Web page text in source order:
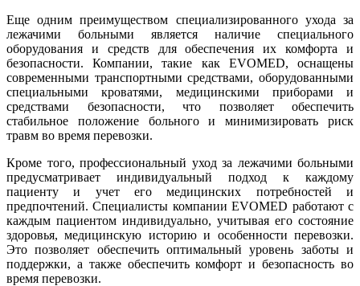
Еще одним преимуществом специализированного ухода за
лежачими больными является наличие специального
оборудования и средств для обеспечения их комфорта и
безопасности. Компании, такие как EVOMED, оснащены
современными транспортными средствами, оборудованными
специальными кроватями, медицинскими приборами и
средствами безопасности, что позволяет обеспечить
стабильное положение больного и минимизировать риск
травм во время перевозки.
Кроме того, профессиональный уход за лежачими больными
предусматривает индивидуальный подход к каждому
пациенту и учет его медицинских потребностей и
предпочтений. Специалисты компании EVOMED работают с
каждым пациентом индивидуально, учитывая его состояние
здоровья, медицинскую историю и особенности перевозки.
Это позволяет обеспечить оптимальный уровень заботы и
поддержки, а также обеспечить комфорт и безопасность во
время перевозки.